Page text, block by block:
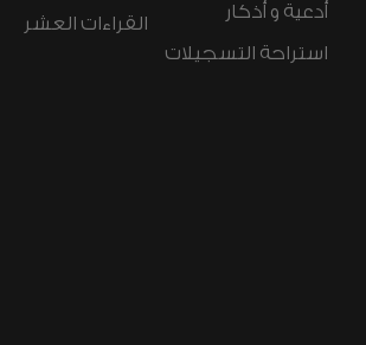
أدعية و أذكار
استراحة التسجيلات
القراءات العشر